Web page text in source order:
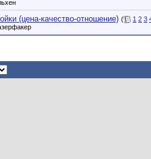
(цена-качество-отношение) ( 1 2 3